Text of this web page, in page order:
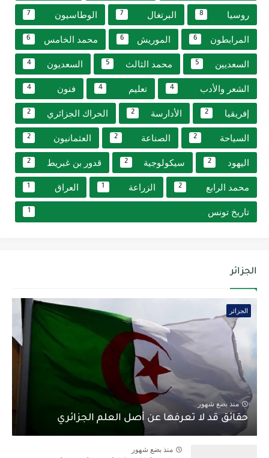
روسيا 8 البرتغال 7 الوطاسيون 7
المرابطون 6 الموريش 6 محمد الخامس 6
السعديين 5 محمد الثالث 5 السعديون 4
الشعر والأدب 4 تعليم 4 فنون 4
إفريقيا 2 الأدارسة 2 الحراك الجزائري 2
السياحة 2 الصناعة 2 العثمانيون 2
اليهود 2 سيكولوجية 2 قدور بن غبريط 2
محمد الرابع 2 الزراعة 1 العراق 1
تاريخ تونس 1
الجزائر
الجزائر
منذ بضع شهور
حقائق قد لا تعرفها عن أصل العلم الجزائري
منذ بضع شهور